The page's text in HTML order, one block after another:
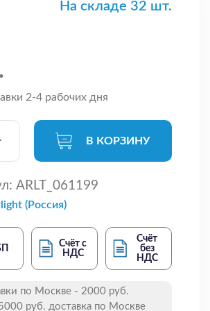
На складе 32 шт.
2-4 рабочих дня
В КОРЗИНУ
ARLT_061199
(Россия)
Счёт с
НДС
Счёт
без
НДС
по Москве - 2000 руб.
руб. доставка по Москве